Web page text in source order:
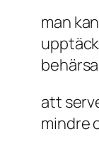
man
att
mindre